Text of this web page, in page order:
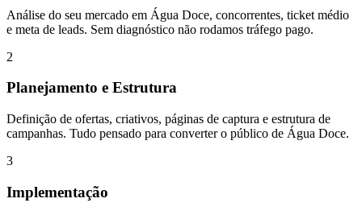
Análise do seu mercado em Água Doce, concorrentes, ticket médio
e meta de leads. Sem diagnóstico não rodamos tráfego pago.
2
Planejamento e Estrutura
Definição de ofertas, criativos, páginas de captura e estrutura de
campanhas. Tudo pensado para converter o público de Água Doce.
3
Implementação